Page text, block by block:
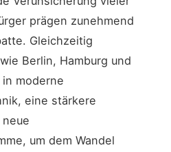
prägen zunehmend
Gleichzeitig
Berlin, Hamburg und
moderne
eine stärkere
um dem Wandel